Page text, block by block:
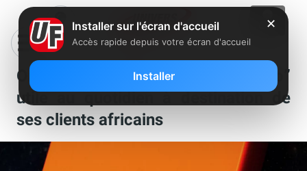
Orange lance Max it, sa “super-app”
utile au quotidien à destination de
ses clients africains
✕
Installer sur l'écran d'accueil
Accès rapide depuis votre écran d'accueil
Installer